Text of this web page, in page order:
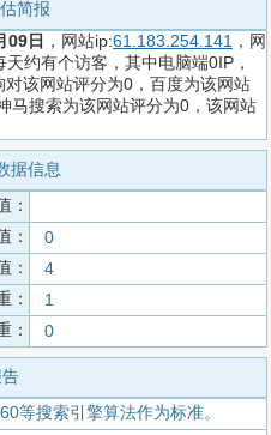
简报
09日 ，网站ip:61.183.254.141 ，网
约有个访客，其中电脑端0IP，
该网站评分为0，百度为该网站
马搜索为该网站评分为0，该网站
据信息
：
：
0
：
4
：
1
： 0
等搜索引擎算法作为标准。